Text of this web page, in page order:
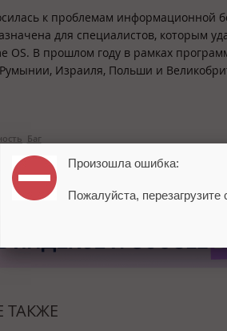
к проблемам информационной
для специалистов, которым
OS. В прошлом году в рамках
Израиля, Польши и
Баг
ТАКЖЕ
Произошла ошибка:
Пожалуйста, перезагрузите